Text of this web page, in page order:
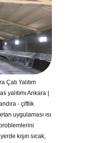
Çatı Yalıtım
yalıtımı Ankara |
- çiftlik
uygulaması ısı
kışın sıcak,